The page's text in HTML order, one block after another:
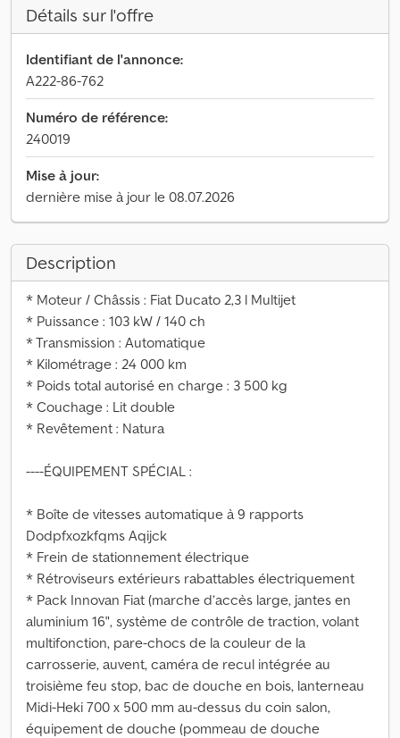
Détails sur l'offre
Identifiant de l'annonce:
A222-86-762
Numéro de référence:
240019
Mise à jour:
dernière mise à jour le 08.07.2026
Description
* Moteur / Châssis : Fiat Ducato 2,3 l Multijet
* Puissance : 103 kW / 140 ch
* Transmission : Automatique
* Kilométrage : 24 000 km
* Poids total autorisé en charge : 3 500 kg
* Couchage : Lit double
* Revêtement : Natura
----ÉQUIPEMENT SPÉCIAL :
* Boîte de vitesses automatique à 9 rapports
Dodpfxozkfqms Aqijck
* Frein de stationnement électrique
* Rétroviseurs extérieurs rabattables électriquement
* Pack Innovan Fiat (marche d’accès large, jantes en
aluminium 16", système de contrôle de traction, volant
multifonction, pare-chocs de la couleur de la
carrosserie, auvent, caméra de recul intégrée au
troisième feu stop, bac de douche en bois, lanterneau
Midi-Heki 700 x 500 mm au-dessus du coin salon,
équipement de douche (pommeau de douche